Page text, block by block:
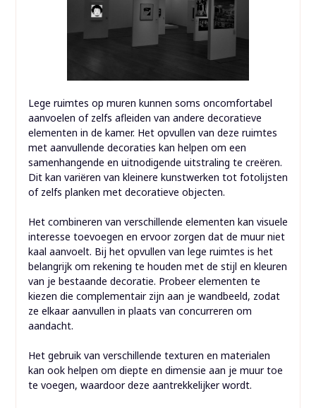
Lege ruimtes op muren kunnen soms oncomfortabel
aanvoelen of zelfs afleiden van andere decoratieve
elementen in de kamer. Het opvullen van deze ruimtes
met aanvullende decoraties kan helpen om een
samenhangende en uitnodigende uitstraling te creëren.
Dit kan variëren van kleinere kunstwerken tot fotolijsten
of zelfs planken met decoratieve objecten.
Het combineren van verschillende elementen kan visuele
interesse toevoegen en ervoor zorgen dat de muur niet
kaal aanvoelt. Bij het opvullen van lege ruimtes is het
belangrijk om rekening te houden met de stijl en kleuren
van je bestaande decoratie. Probeer elementen te
kiezen die complementair zijn aan je wandbeeld, zodat
ze elkaar aanvullen in plaats van concurreren om
aandacht.
Het gebruik van verschillende texturen en materialen
kan ook helpen om diepte en dimensie aan je muur toe
te voegen, waardoor deze aantrekkelijker wordt.